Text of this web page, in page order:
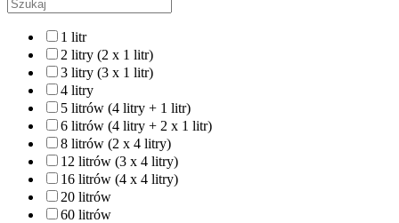
1 litr
2 litry (2 x 1 litr)
3 litry (3 x 1 litr)
4 litry
5 litrów (4 litry + 1 litr)
6 litrów (4 litry + 2 x 1 litr)
8 litrów (2 x 4 litry)
12 litrów (3 x 4 litry)
16 litrów (4 x 4 litry)
20 litrów
60 litrów